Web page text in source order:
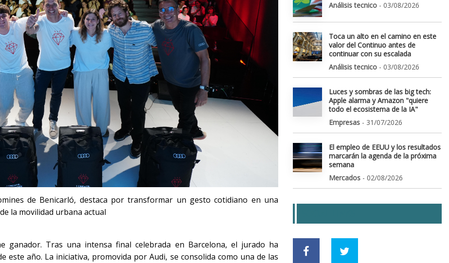
de Benicarló, destaca por transformar un gesto cotidiano en una
la movilidad urbana actual
ganador. Tras una intensa final celebrada en Barcelona, el jurado ha
año. La iniciativa, promovida por Audi, se consolida como una de las
Análisis tecnico - 03/08/2026
Toca un alto en el camino en este
valor del Continuo antes de
continuar con su escalada
Análisis tecnico - 03/08/2026
Luces y sombras de las big tech:
Apple alarma y Amazon "quiere
todo el ecosistema de la IA"
Empresas - 31/07/2026
El empleo de EEUU y los resultados
marcarán la agenda de la próxima
semana
Mercados - 02/08/2026